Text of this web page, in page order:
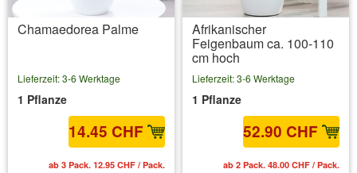
Chamaedorea Palme
Lieferzeit: 3-6 Werktage
1 Pflanze
14.45 CHF
ab 3 Pack. 12.95 CHF / Pack.
Afrikanischer
Feigenbaum ca. 100-110
cm hoch
Lieferzeit: 3-6 Werktage
1 Pflanze
52.90 CHF
ab 2 Pack. 48.00 CHF / Pack.